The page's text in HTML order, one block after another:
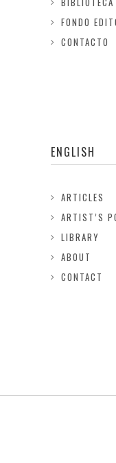
FONDO
CONTACTO
ENGLISH
ARTICLES
ARTIST’S
LIBRARY
ABOUT
CONTACT